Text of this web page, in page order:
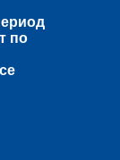
по